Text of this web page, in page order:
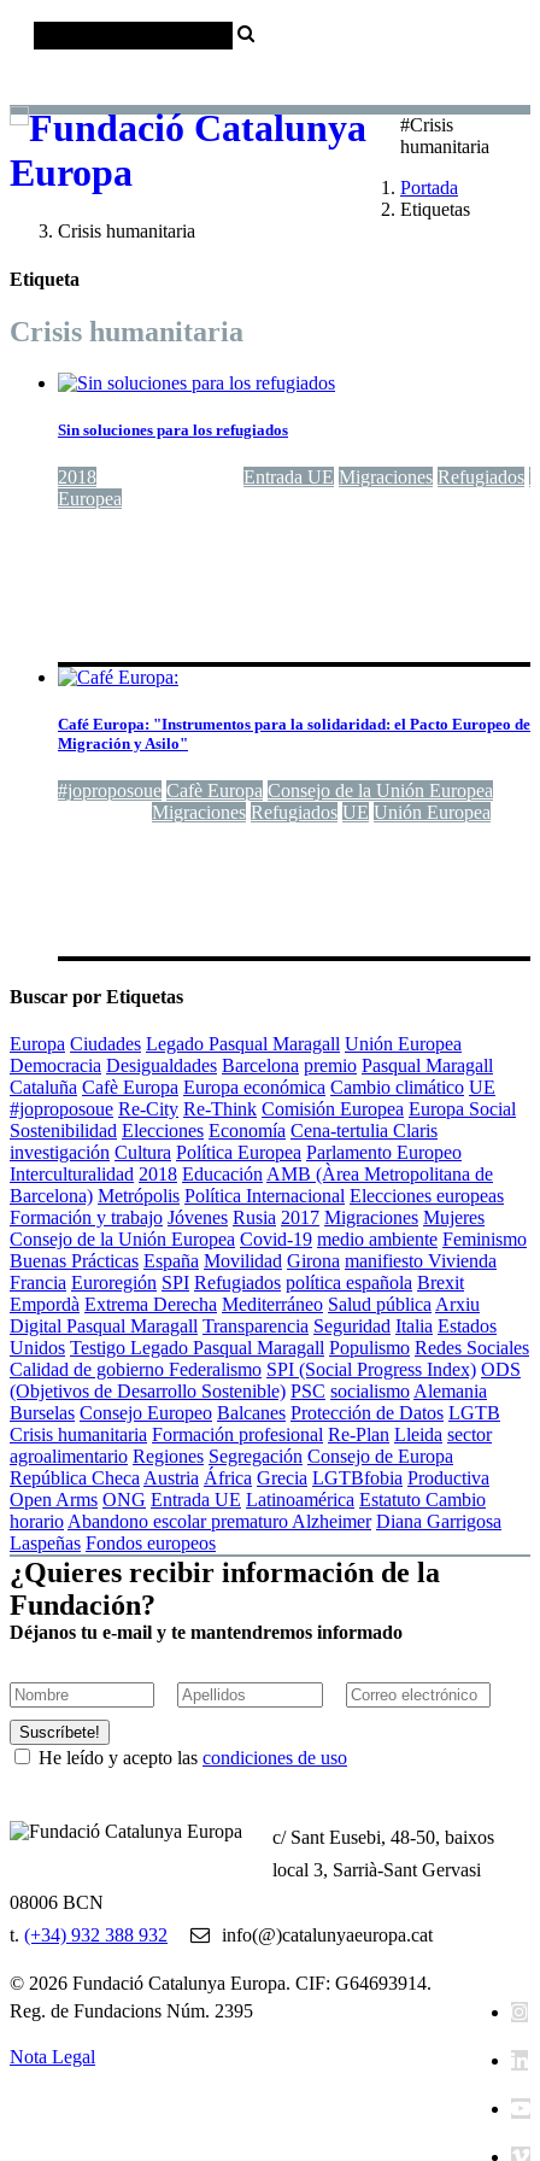
#Crisis
humanitaria
Portada
Etiquetas
Crisis humanitaria
Etiqueta
Crisis humanitaria
Sin soluciones para los refugiados
2018 Entrada UE Migraciones Refugiados
Europea
Café Europa: "Instrumentos para la solidaridad: el Pacto Europeo de
Migración y Asilo"
#joproposoue Cafè Europa Consejo de la Unión Europea
Migraciones Refugiados UE Unión Europea
Buscar por Etiquetas
Europa Ciudades Legado Pasqual Maragall Unión Europea
Democracia Desigualdades Barcelona premio Pasqual Maragall
Cataluña Cafè Europa Europa económica Cambio climático UE
#joproposoue Re-City Re-Think Comisión Europea Europa Social
Sostenibilidad Elecciones Economía Cena-tertulia Claris
investigación Cultura Política Europea Parlamento Europeo
Interculturalidad 2018 EducaciónAMB (Àrea Metropolitana de
Barcelona) Metrópolis Política Internacional Elecciones europeas
Formación y trabajo Jóvenes Rusia 2017 Migraciones Mujeres
Consejo de la Unión Europea Covid-19 medio ambiente Feminismo
Buenas Prácticas España Movilidad Girona manifiesto Vivienda
Francia Euroregión SPI Refugiados política española Brexit
Empordà Extrema Derecha Mediterráneo Salud públicaArxiu
Digital Pasqual Maragall Transparencia Seguridad Italia Estados
Unidos Testigo Legado Pasqual Maragall Populismo Redes Sociales
Calidad de gobierno Federalismo SPI (Social Progress Index) ODS
(Objetivos de Desarrollo Sostenible) PSC socialismoAlemania
Burselas Consejo Europeo Balcanes Protección de Datos LGTB
Crisis humanitaria Formación profesional Re-Plan Lleida sector
agroalimentario Regiones Segregación Consejo de Europa
República ChecaAustria África Grecia LGTBfobia Productiva
Open Arms ONG Entrada UE Latinoamérica Estatuto Cambio
horarioAbandono escolar prematuroAlzheimer Diana Garrigosa
Laspeñas Fondos europeos
¿Quieres recibir información de la
Fundación?
Déjanos tu e-mail y te mantendremos informado
Suscríbete!
He leído y acepto las condiciones de uso
c/ Sant Eusebi, 48-50, baixos
local 3, Sarrià-Sant Gervasi
08006 BCN
t. (+34) 932 388 932 info(@)catalunyaeuropa.cat
© 2026 Fundació Catalunya Europa. CIF: G64693914.
Reg. de Fundacions Núm. 2395
Nota Legal